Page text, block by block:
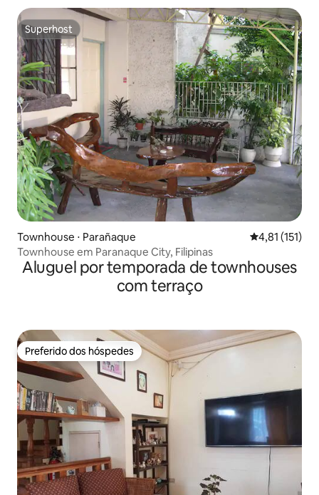
Superhost
Superhost
Townhouse ⋅ Parañaque 4,81 de uma
4,81 (151)
Townhouse em Paranaque City, Filipinas
Aluguel por temporada de townhouses
com terraço
Preferido dos hóspedes
Preferido dos hóspedes